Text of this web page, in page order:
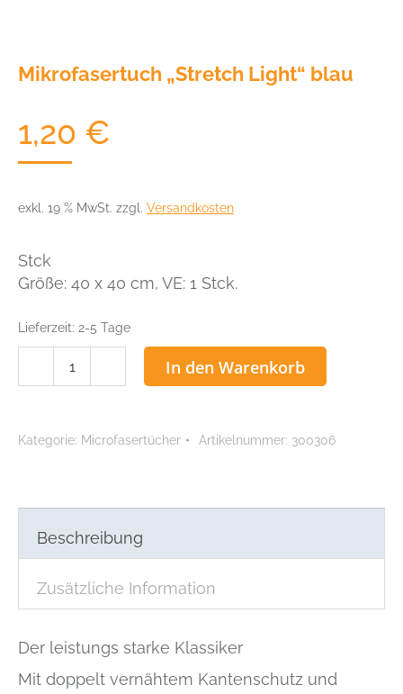
Mikrofasertuch „Stretch Light“ blau
1,20 €
exkl. 19 % MwSt. zzgl. Versandkosten
Stck
Größe: 40 x 40 cm, VE: 1 Stck.
Lieferzeit: 2-5 Tage
Menge
In den Warenkorb
Kategorie: Microfasertücher Artikelnummer: 300306
Beschreibung
Zusätzliche Information
Der leistungs starke Klassiker
Mit doppelt vernähtem Kantenschutz und